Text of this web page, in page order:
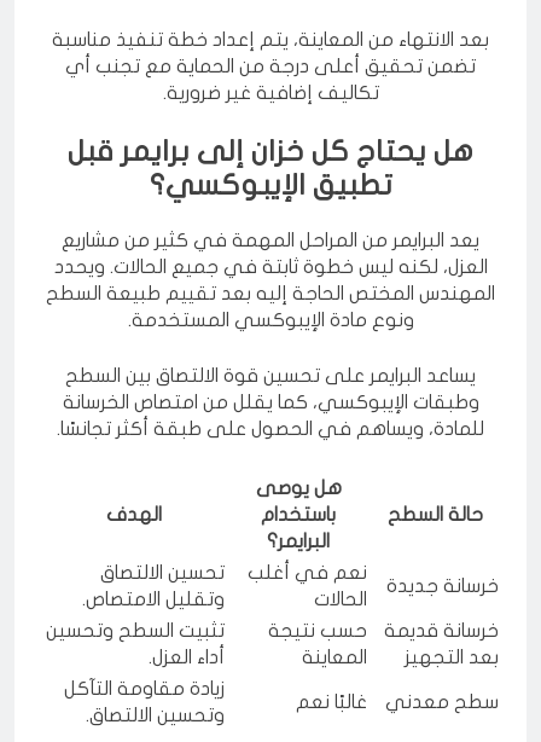
بعد الانتهاء من المعاينة، يتم إعداد خطة تنفيذ مناسبة
تضمن تحقيق أعلى درجة من الحماية مع تجنب أي
هل يحتاج كل خزان إلى برايمر قبل
تطبيق الإيبوكسي؟
يعد البرايمر من المراحل المهمة في كثير من مشاريع
العزل، لكنه ليس خطوة ثابتة في جميع الحالات. ويحدد
المهندس المختص الحاجة إليه بعد تقييم طبيعة السطح
يساعد البرايمر على تحسين قوة الالتصاق بين السطح
وطبقات الإيبوكسي، كما يقلل من امتصاص الخرسانة
هل يوصى
باستخدام
البرايمر؟
نعم في أغلب
تحسين الالتصاق
وتقليل الامتصاص.
خرسانة قديمة
حسب نتيجة
تثبيت السطح وتحسين
أداء العزل.
زيادة مقاومة التآكل